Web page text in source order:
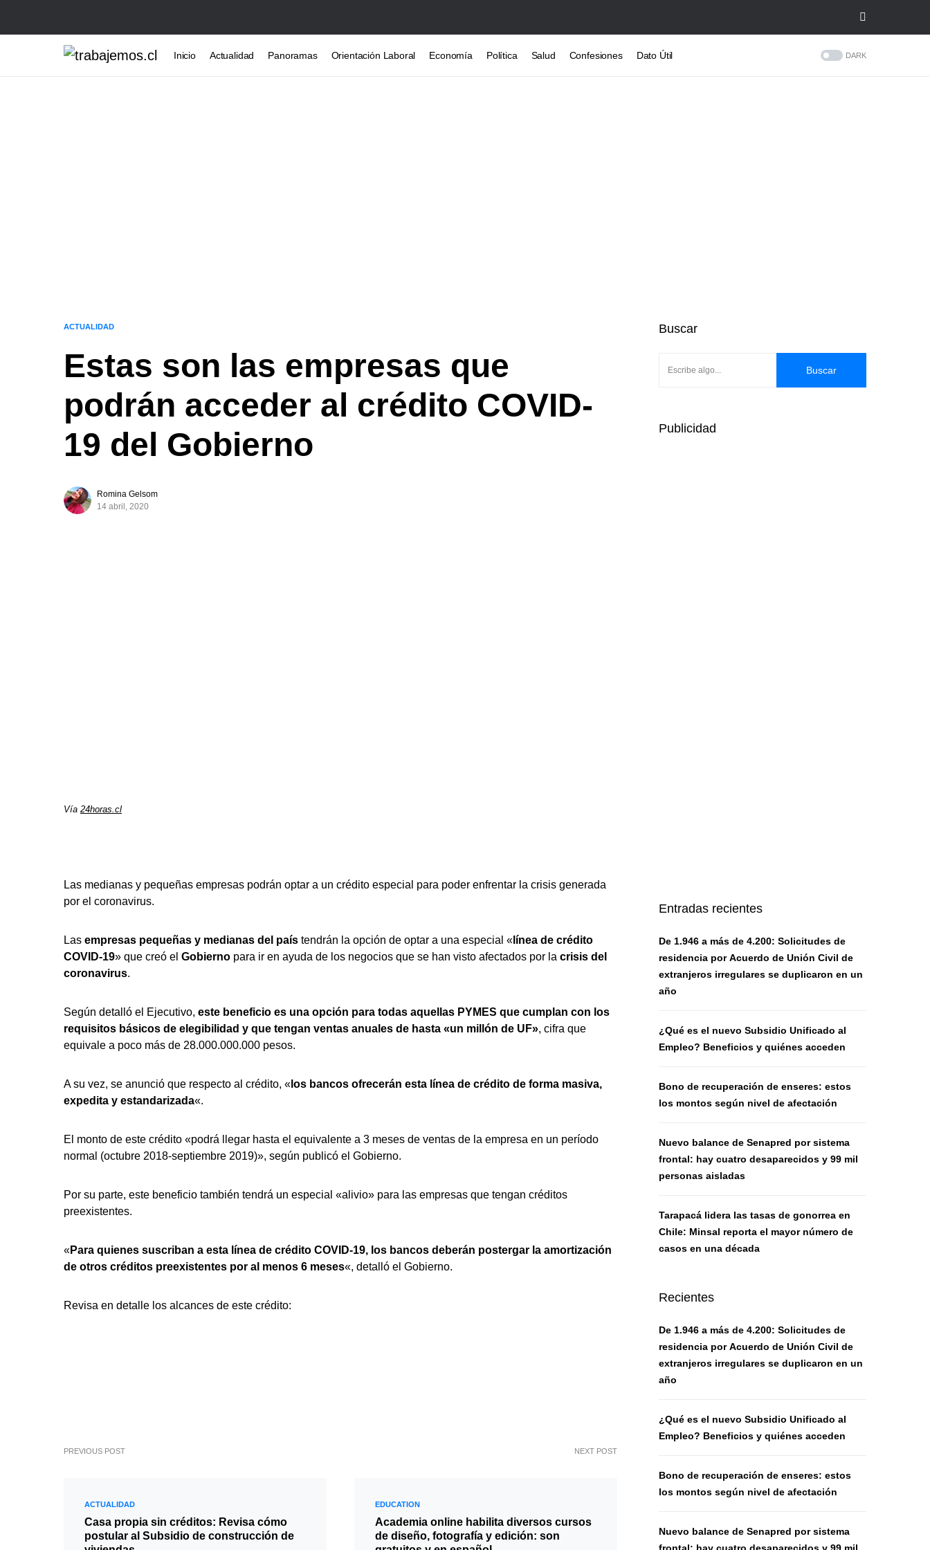
Inicio Actualidad Panoramas Orientación Laboral Economía Política Salud Confesiones Dato Útil DARK
ACTUALIDAD
Estas son las empresas que
podrán acceder al crédito COVID-
19 del Gobierno
Romina Gelsom
14 abril, 2020
Vía 24horas.cl
Las medianas y pequeñas empresas podrán optar a un crédito especial para poder enfrentar la crisis generada
por el coronavirus.
Las empresas pequeñas y medianas del país tendrán la opción de optar a una especial « línea de crédito
COVID-19» que creó el Gobierno para ir en ayuda de los negocios que se han visto afectados por la crisis del
coronavirus.
Según detalló el Ejecutivo, este beneficio es una opción para todas aquellas PYMES que cumplan con los
requisitos básicos de elegibilidad y que tengan ventas anuales de hasta «un millón de UF», cifra que
equivale a poco más de 28.000.000.000 pesos.
A su vez, se anunció que respecto al crédito, « los bancos ofrecerán esta línea de crédito de forma masiva,
expedita y estandarizada«.
El monto de este crédito «podrá llegar hasta el equivalente a 3 meses de ventas de la empresa en un período
normal (octubre 2018-septiembre 2019)», según publicó el Gobierno.
Por su parte, este beneficio también tendrá un especial «alivio» para las empresas que tengan créditos
preexistentes.
«Para quienes suscriban a esta línea de crédito COVID-19, los bancos deberán postergar la amortización
de otros créditos preexistentes por al menos 6 meses«, detalló el Gobierno.
Revisa en detalle los alcances de este crédito:
PREVIOUS POST
ACTUALIDAD
Casa propia sin créditos: Revisa cómo
postular al Subsidio de construcción de
NEXT POST
EDUCATION
Academia online habilita diversos cursos
de diseño, fotografía y edición: son
Buscar
Buscar
Publicidad
Entradas recientes
De 1.946 a más de 4.200: Solicitudes de
residencia por Acuerdo de Unión Civil de
extranjeros irregulares se duplicaron en un
año
¿Qué es el nuevo Subsidio Unificado al
Empleo? Beneficios y quiénes acceden
Bono de recuperación de enseres: estos
los montos según nivel de afectación
Nuevo balance de Senapred por sistema
frontal: hay cuatro desaparecidos y 99 mil
personas aisladas
Tarapacá lidera las tasas de gonorrea en
Chile: Minsal reporta el mayor número de
casos en una década
Recientes
De 1.946 a más de 4.200: Solicitudes de
residencia por Acuerdo de Unión Civil de
extranjeros irregulares se duplicaron en un
año
¿Qué es el nuevo Subsidio Unificado al
Empleo? Beneficios y quiénes acceden
Bono de recuperación de enseres: estos
los montos según nivel de afectación
Nuevo balance de Senapred por sistema